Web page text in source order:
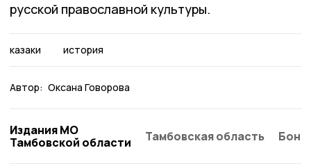
русской православной культуры.
казаки история
Автор: Оксана Говорова
Издания МО
Тамбовской области
Тамбовская область